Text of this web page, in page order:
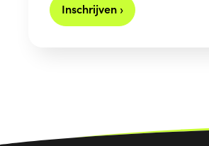
Inschrijven ›